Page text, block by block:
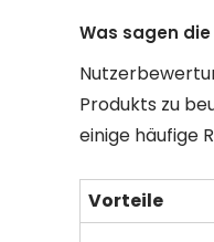
Was sagen
Produkts zu
einige häufige
Vorteile